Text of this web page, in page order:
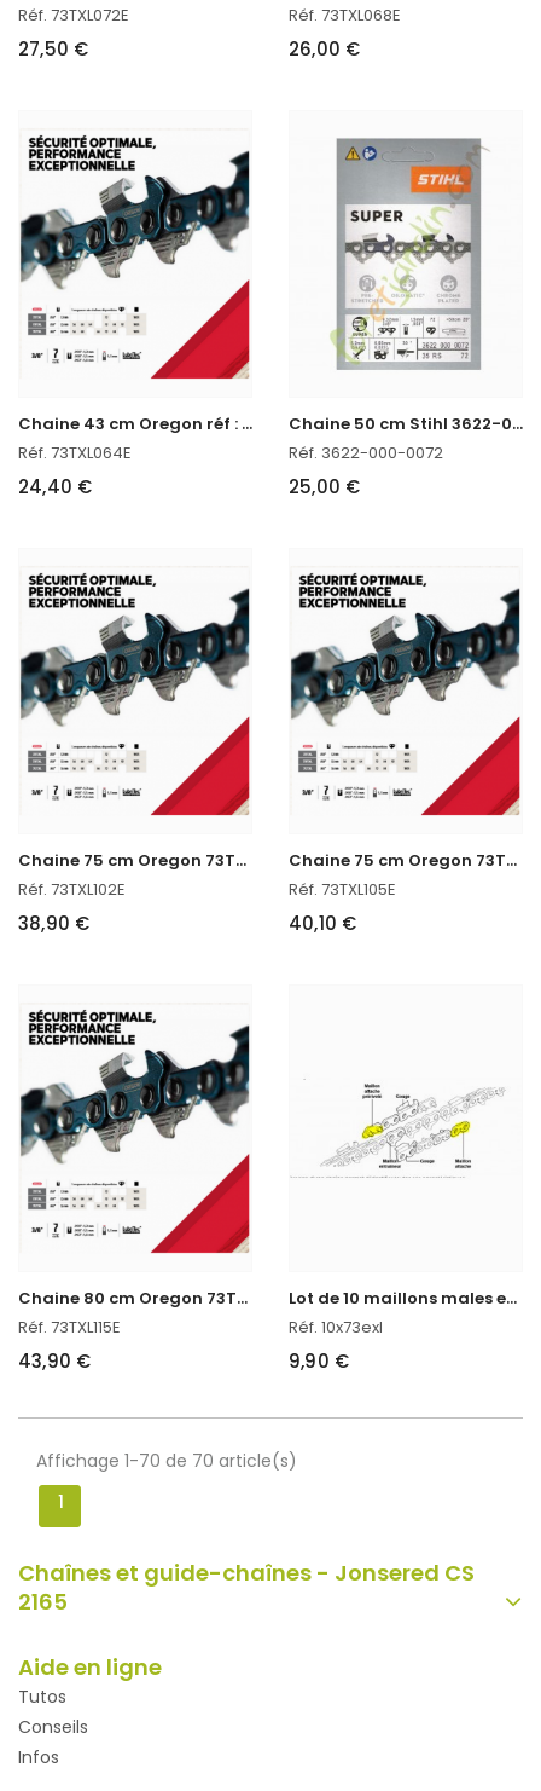
Réf. 73TXL072E
27,50 €
Réf. 73TXL068E
26,00 €
C
haine 43 cm Oregon réf : 73TXL064E
Réf. 73TXL064E
24,40 €
C
haine 50 cm Stihl 3622-000-0072
Réf. 3622-000-0072
25,00 €
C
haine 75 cm Oregon 73TXL102E
Réf. 73TXL102E
38,90 €
C
haine 75 cm Oregon 73TXL105E
Réf. 73TXL105E
40,10 €
C
haine 80 cm Oregon 73TXL115E
Réf. 73TXL115E
43,90 €
L
ot de 10 maillons males et femelles
Réf. 10x73exl
9,90 €
Affichage 1-70 de 70 article(s)
1
Chaînes et guide-chaînes - Jonsered CS
2165
Aide en ligne
Tutos
Conseils
Infos